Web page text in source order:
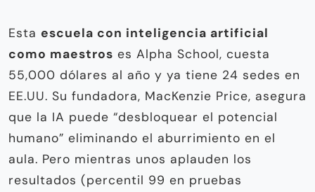
Esta escuela con inteligencia artificial
como maestros es Alpha School, cuesta
55,000 dólares al año y ya tiene 24 sedes en
EE.UU. Su fundadora, MacKenzie Price, asegura
que la IA puede “desbloquear el potencial
humano” eliminando el aburrimiento en el
aula. Pero mientras unos aplauden los
resultados (percentil 99 en pruebas